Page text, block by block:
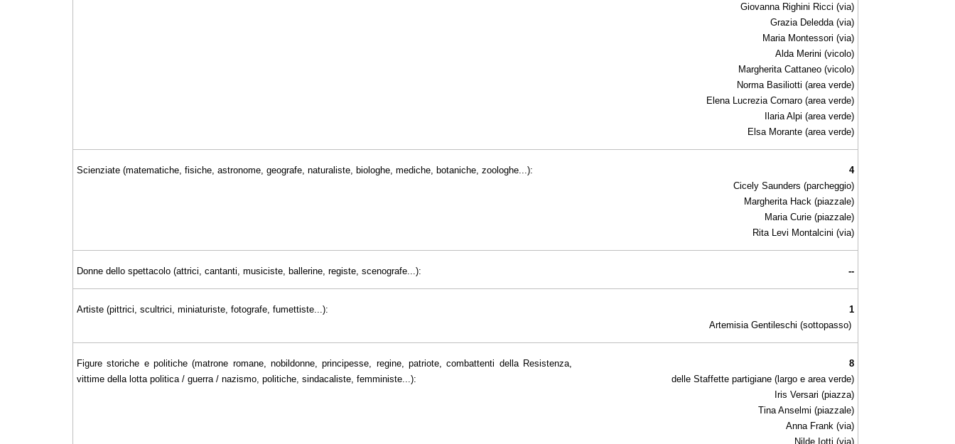
Giovanna Righini Ricci (via)
Grazia Deledda (via)
Maria Montessori (via)
Alda Merini (vicolo)
Margherita Cattaneo (vicolo)
Norma Basiliotti (area verde)
Elena Lucrezia Cornaro (area verde)
Ilaria Alpi (area verde)
Elsa Morante (area verde)
Scienziate (matematiche, fisiche, astronome, geografe, naturaliste, biologhe, mediche, botaniche, zoologhe...):
4
Cicely Saunders (parcheggio)
Margherita Hack (piazzale)
Maria Curie (piazzale)
Rita Levi Montalcini (via)
Donne dello spettacolo (attrici, cantanti, musiciste, ballerine, registe, scenografe...): --
Artiste (pittrici, scultrici, miniaturiste, fotografe, fumettiste...):
1
Artemisia Gentileschi (sottopasso)
Figure storiche e politiche (matrone romane, nobildonne, principesse, regine, patriote, combattenti della Resistenza,
vittime della lotta politica / guerra / nazismo, politiche, sindacaliste, femministe...):
8
delle Staffette partigiane (largo e area verde)
Iris Versari (piazza)
Tina Anselmi (piazzale)
Anna Frank (via)
Nilde Iotti (via)